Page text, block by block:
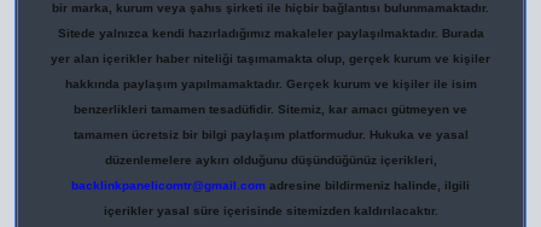
bir marka, kurum veya şahıs şirketi ile hiçbir bağlantısı bulunmamaktadır.
Sitede yalnızca kendi hazırladığımız makaleler paylaşılmaktadır. Burada
yer alan içerikler haber niteliği taşımamakta olup, gerçek kurum ve kişiler
hakkında paylaşım yapılmamaktadır. Gerçek kurum ve kişiler ile isim
benzerlikleri tamamen tesadüfidir. Sitemiz, kar amacı gütmeyen ve
tamamen ücretsiz bir bilgi paylaşım platformudur. Hukuka ve yasal
düzenlemelere aykırı olduğunu düşündüğünüz içerikleri,
backlinkpanelicomtr@gmail.com adresine bildirmeniz halinde, ilgili
içerikler yasal süre içerisinde sitemizden kaldırılacaktır.